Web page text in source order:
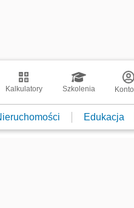
Kalkulatory Szkolenia Konto
Edukacja